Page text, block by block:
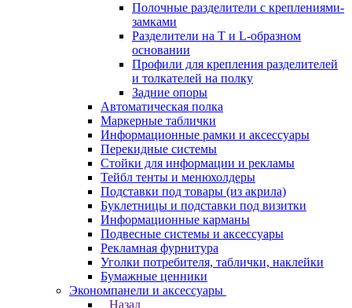
Полочные разделители с креплениями-
замками
Разделители на Т и L-образном
основании
Профили для крепления разделителей
и толкателей на полку
Задние опоры
Автоматическая полка
Маркерные таблички
Информационные рамки и аксессуары
Перекидные системы
Стойки для информации и рекламы
Тейбл тенты и менюхолдеры
Подставки под товары (из акрила)
Буклетницы и подставки под визитки
Информационные карманы
Подвесные системы и аксессуары
Рекламная фурнитура
Уголки потребителя, таблички, наклейки
Бумажные ценники
Экономпанели и аксессуары
Назад